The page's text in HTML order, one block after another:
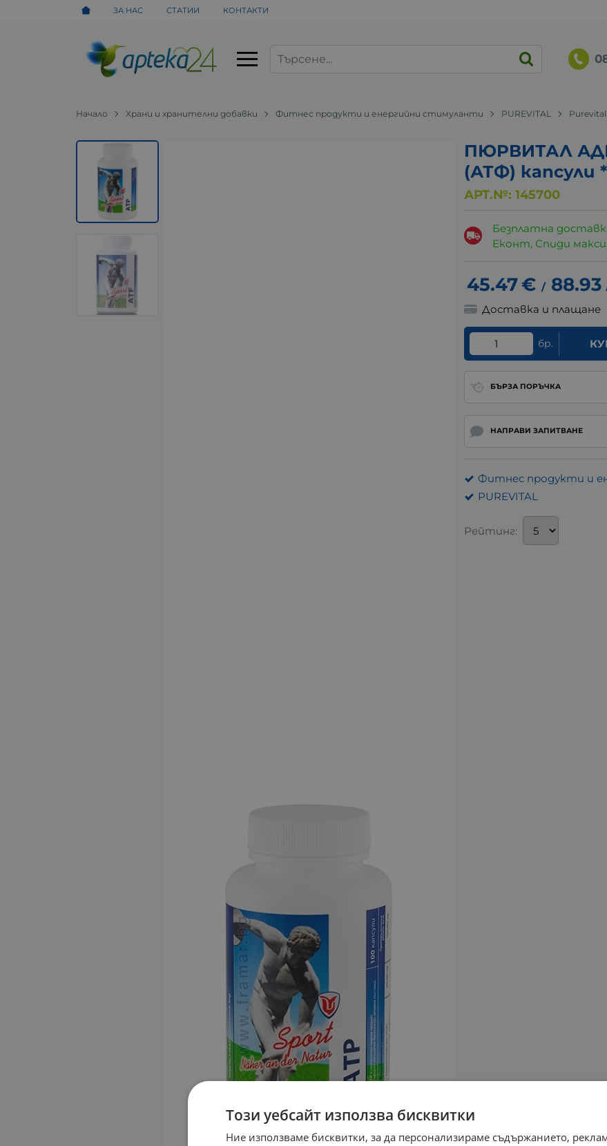
ЗА НАС СТАТИИ КОНТАКТИ
Начало Храни и хранителни добавки Фитнес продукти и енергийни стимуланти PUREVITAL
ПЮРВИТАЛ
(АТФ) капсули
АРТ.№: 145700
Безплатна
Еконт, Спиди
45.47€ / 88.93
Доставка и плащане
бр.
БЪРЗА ПОРЪЧКА
НАПРАВИ ЗАПИТВАНЕ
Фитнес продукти и
PUREVITAL
Рейтинг:
Този уебсайт използва бисквитки
Ние използваме бисквитки, за да персонализираме съдържанието,